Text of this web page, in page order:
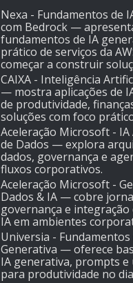
Nexa - Fundamentos de
com Bedrock —
fundamentos de IA
prático de serviços da
começar a construir
CAIXA - Inteligência
— mostra aplicações de
de produtividade,
soluções com foco
Aceleração Microsoft -
de Dados — explora
dados, governança e
fluxos corporativos.
Aceleração Microsoft -
Dados & IA — cobre
governança e integração
IA em ambientes
Universia - Fundamentos
Generativa — oferece
IA generativa, prompts e
para produtividade no